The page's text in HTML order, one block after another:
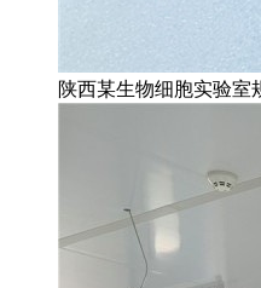
陕西某生物细胞实验室